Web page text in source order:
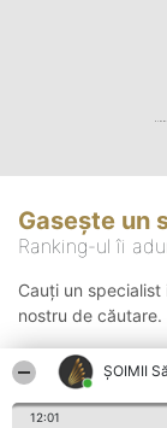
ŞOIMII
12:01
Gasește un
Ranking-ul îi
Cauți un
nostru de căutare.